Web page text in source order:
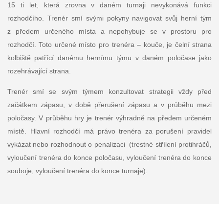
15 ti let, která zrovna v daném turnaji nevykonává funkci
rozhodčího. Trenér smí svými pokyny navigovat svůj herní tým
z předem určeného místa a nepohybuje se v prostoru pro
rozhodčí. Toto určené místo pro trenéra – kouče, je čelní strana
kolbiště patřící danému hernímu týmu v daném poločase jako
rozehrávající strana.
Trenér smí se svým týmem konzultovat strategii vždy před
začátkem zápasu, v době přerušení zápasu a v průběhu mezi
poločasy. V průběhu hry je trenér výhradně na předem určeném
místě. Hlavní rozhodčí má právo trenéra za porušení pravidel
vykázat nebo rozhodnout o penalizaci (trestné střílení protihráčů,
vyloučení trenéra do konce poločasu, vyloučení trenéra do konce
souboje, vyloučení trenéra do konce turnaje).